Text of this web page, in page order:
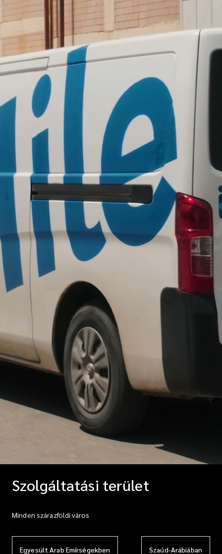
Szolgáltatási terület
Minden szárazföldi város
Egyesült Arab Emírségekben Szaúd-Arábiában